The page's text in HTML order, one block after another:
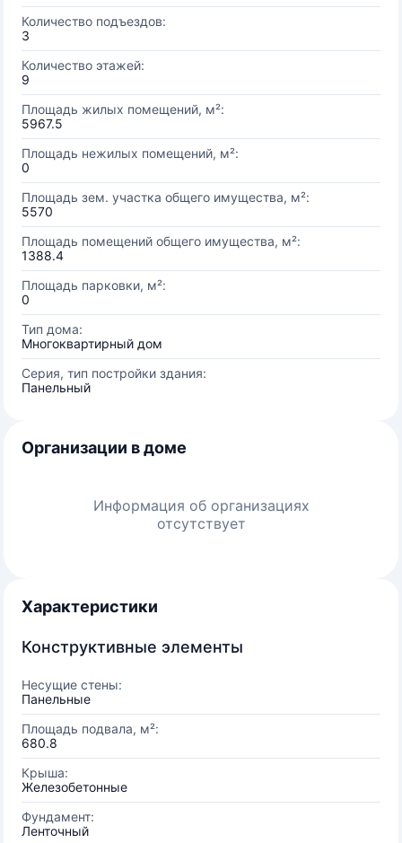
Количество подъездов:
3
Количество этажей:
9
Площадь жилых помещений, м²:
5967.5
Площадь нежилых помещений, м²:
0
Площадь зем. участка общего имущества, м²:
5570
Площадь помещений общего имущества, м²:
1388.4
Площадь парковки, м²:
0
Тип дома:
Многоквартирный дом
Серия, тип постройки здания:
Панельный
Организации в доме
Информация об организациях
отсутствует
Характеристики
Конструктивные элементы
Несущие стены:
Панельные
Площадь подвала, м²:
680.8
Крыша:
Железобетонные
Фундамент:
Ленточный